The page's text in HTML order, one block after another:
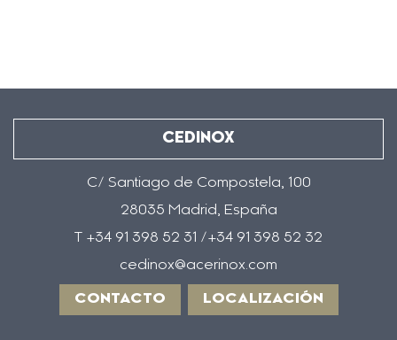
CEDINOX
C/ Santiago de Compostela, 100
28035 Madrid, España
T +34 91 398 52 31 /+34 91 398 52 32
cedinox@acerinox.com
CONTACTO LOCALIZACIÓN